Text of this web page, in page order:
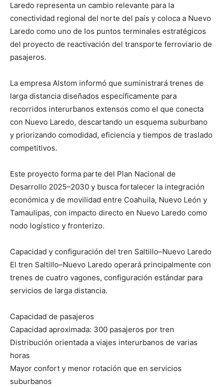
Laredo representa un cambio relevante para la
conectividad regional del norte del país y coloca a Nuevo
Laredo como uno de los puntos terminales estratégicos
del proyecto de reactivación del transporte ferroviario de
pasajeros.
La empresa Alstom informó que suministrará trenes de
larga distancia diseñados específicamente para
recorridos interurbanos extensos como el que conecta
con Nuevo Laredo, descartando un esquema suburbano
y priorizando comodidad, eficiencia y tiempos de traslado
competitivos.
Este proyecto forma parte del Plan Nacional de
Desarrollo 2025–2030 y busca fortalecer la integración
económica y de movilidad entre Coahuila, Nuevo León y
Tamaulipas, con impacto directo en Nuevo Laredo como
nodo logístico y fronterizo.
Capacidad y configuración del tren Saltillo–Nuevo Laredo
El tren Saltillo–Nuevo Laredo operará principalmente con
trenes de cuatro vagones, configuración estándar para
servicios de larga distancia.
Capacidad de pasajeros
Capacidad aproximada: 300 pasajeros por tren
Distribución orientada a viajes interurbanos de varias
horas
Mayor confort y menor rotación que en servicios
suburbanos